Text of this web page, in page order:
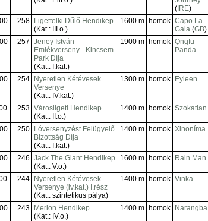
( IRE)
258
Ligettelki Dűlő Hendikep
(Kat.: III.o.)
1600 m homok Capo La
Gala (GB)
257 Jeney István
Emlékverseny - Kincsem
Park Díja
(Kat.: I.kat.)
1900 m homok Qngfu
Panda
254
Nyeretlen Kétévesek
Versenye
(Kat.: IV.kat.)
1300 m homok Eyleen
253 Városligeti Hendikep
(Kat.: II.o.)
1400 m homok Szokatlan
250
Lóversenyzést Felügyelő
Bizottság Díja
(Kat.: I.kat.)
1400 m homok Xinoníma
246 Jack The Giant Hendikep
(Kat.: V.o.)
1600 m homok Rain Man
244
Nyeretlen Kétévesek
Versenye (iv.kat.) I.rész
(Kat.: szintetikus pálya)
1400 m homok Vinka
243
Merion Hendikep
(Kat.: IV.o.)
1400 m homok Narangba